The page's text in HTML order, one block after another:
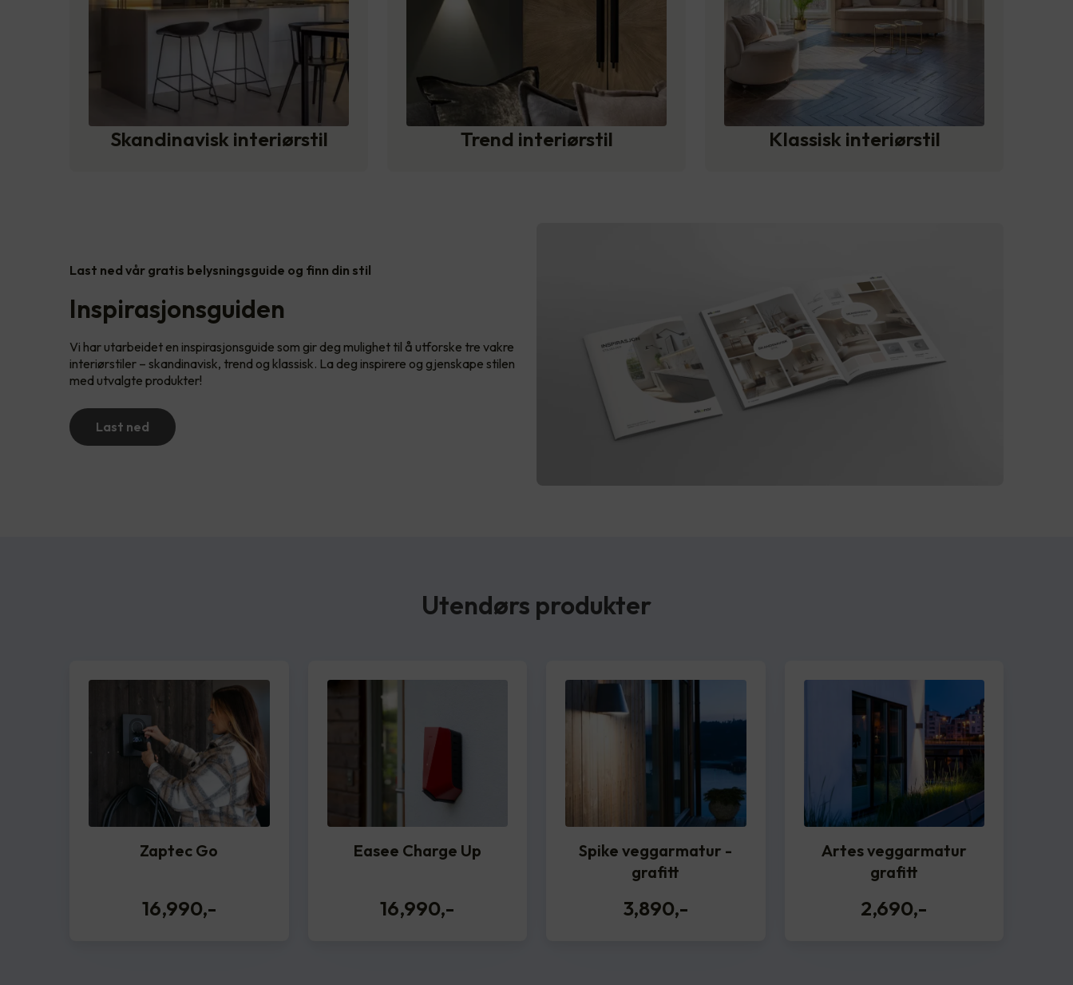
Skandinavisk interiørstil Trend interiørstil Klassisk interiørstil
Last ned vår gratis belysningsguide og finn din stil
Inspirasjonsguiden
Vi har utarbeidet en inspirasjonsguide som gir deg mulighet til å utforske tre vakre
interiørstiler – skandinavisk, trend og klassisk. La deg inspirere og gjenskape stilen
med utvalgte produkter!
Last ned
Utendørs produkter
Zaptec Go
16,990,-
Easee Charge Up
16,990,-
Spike veggarmatur -
grafitt
3,890,-
Artes veggarmatur
grafitt
2,690,-